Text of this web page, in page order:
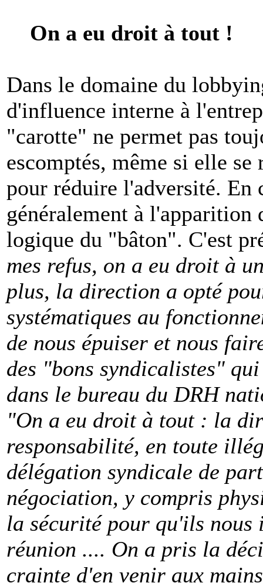
On a eu droit à tout !
Dans le domaine du
d'influence interne à
"carotte" ne permet pas
escomptés, même si elle
pour réduire l'adversité. En
généralement à l'apparition
logique du "bâton". C'est
mes refus, on a eu droit à
plus, la direction a opté
systématiques au
de nous épuiser et nous
des "bons syndicalistes"
dans le bureau du DRH
"On a eu droit à tout : la
responsabilité, en toute
délégation syndicale de
négociation, y compris
la sécurité pour qu'ils nous
réunion .... On a pris la
crainte d'en venir aux